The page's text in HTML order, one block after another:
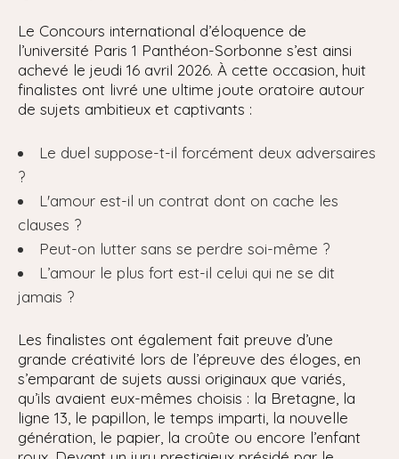
Le Concours international d’éloquence de
l’université Paris 1 Panthéon-Sorbonne s’est ainsi
achevé le jeudi 16 avril 2026. À cette occasion, huit
finalistes ont livré une ultime joute oratoire autour
de sujets ambitieux et captivants :
Le duel suppose-t-il forcément deux adversaires
?
L'amour est-il un contrat dont on cache les
clauses ?
Peut-on lutter sans se perdre soi-même ?
L’amour le plus fort est-il celui qui ne se dit
jamais ?
Les finalistes ont également fait preuve d’une
grande créativité lors de l’épreuve des éloges, en
s’emparant de sujets aussi originaux que variés,
qu’ils avaient eux-mêmes choisis : la Bretagne, la
ligne 13, le papillon, le temps imparti, la nouvelle
génération, le papier, la croûte ou encore l’enfant